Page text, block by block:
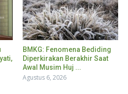
BMKG: Fenomena Bediding
Diperkirakan Berakhir Saat
Awal Musim Huj ...
Agustus 6, 2026